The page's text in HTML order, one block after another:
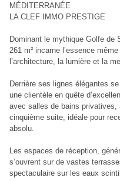
MÉDITERRANÉE
LA CLEF IMMO PRESTIGE
Dominant le mythique Golfe de
261 m² incarne l’essence
l’architecture, la lumière et la
Derrière ses lignes élégantes
une clientèle en quête
avec salles de bains privatives,
cinquième suite, idéale pour
absolu.
Les espaces de réception,
s’ouvrent sur de vastes
spectaculaire sur les eaux